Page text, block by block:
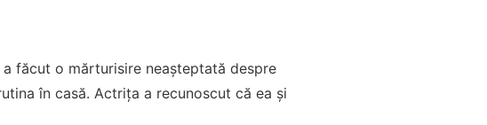
făcut o mărturisire neașteptată despre
în casă. Actrița a recunoscut că ea și